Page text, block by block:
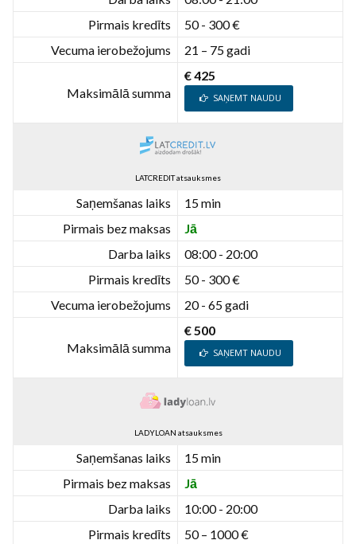
Pirmais kredīts
50 - 300 €
Vecuma ierobežojums
21 – 75 gadi
Maksimālā summa
€ 425
SAŅEMT NAUDU
LATCREDIT atsauksmes
Saņemšanas laiks
15 min
Pirmais bez maksas
Jā
Darba laiks
08:00 - 20:00
Pirmais kredīts
50 - 300 €
Vecuma ierobežojums
20 - 65 gadi
Maksimālā summa
€ 500
SAŅEMT NAUDU
LADYLOAN atsauksmes
Saņemšanas laiks
15 min
Pirmais bez maksas
Jā
Darba laiks
10:00 - 20:00
Pirmais kredīts
50 – 1000 €